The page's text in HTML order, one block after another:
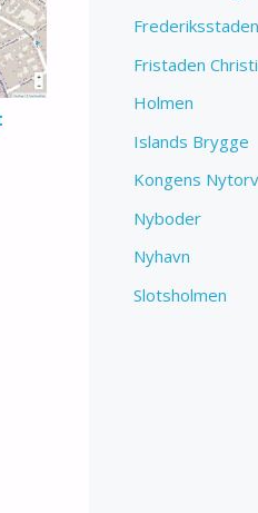
Frederiksstaden
Fristaden
Holmen
Islands Brygge
Kongens Nytorv
Nyboder
Nyhavn
Slotsholmen